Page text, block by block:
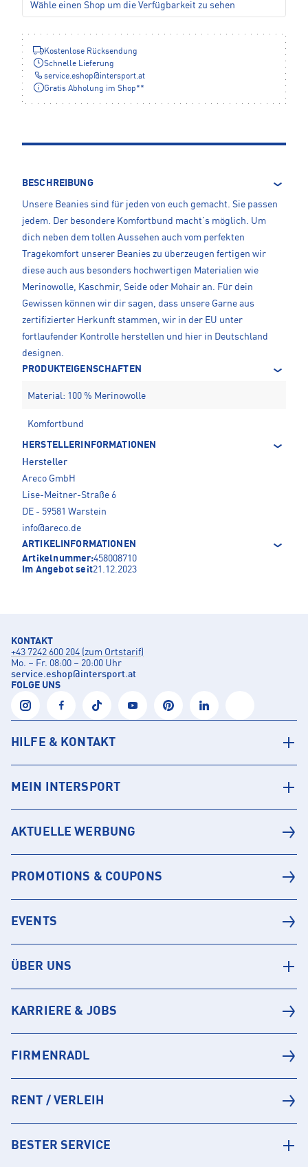
Wähle einen Shop um die Verfügbarkeit zu sehen
Kostenlose Rücksendung
Schnelle Lieferung
service.eshop@intersport.at
Gratis Abholung im Shop**
BESCHREIBUNG
Unsere Beanies sind für jeden von euch gemacht. Sie passen
jedem. Der besondere Komfortbund macht’s möglich. Um
dich neben dem tollen Aussehen auch vom perfekten
Tragekomfort unserer Beanies zu überzeugen fertigen wir
diese auch aus besonders hochwertigen Materialien wie
Merinowolle, Kaschmir, Seide oder Mohair an. Für dein
Gewissen können wir dir sagen, dass unsere Garne aus
zertifizierter Herkunft stammen, wir in der EU unter
fortlaufender Kontrolle herstellen und hier in Deutschland
designen.
PRODUKTEIGENSCHAFTEN
Material: 100 % Merinowolle
Komfortbund
HERSTELLERINFORMATIONEN
Hersteller
Areco GmbH
Lise-Meitner-Straße 6
DE - 59581 Warstein
info@areco.de
ARTIKELINFORMATIONEN
Artikelnummer:458008710
Im Angebot seit21.12.2023
KONTAKT
+43 7242 600 204 (zum Ortstarif)
Mo. – Fr. 08:00 – 20:00 Uhr
service.eshop@intersport.at
FOLGE UNS
HILFE & KONTAKT
MEIN INTERSPORT
AKTUELLE WERBUNG
PROMOTIONS & COUPONS
EVENTS
ÜBER UNS
KARRIERE & JOBS
FIRMENRADL
RENT / VERLEIH
BESTER SERVICE